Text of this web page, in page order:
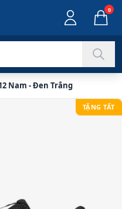
0
Nam - Đen Trắng
TẶNG TẤT